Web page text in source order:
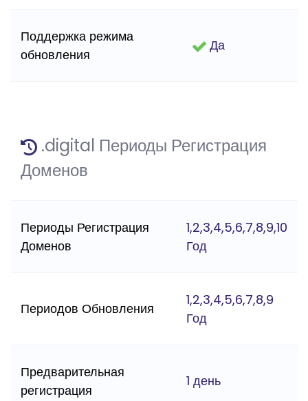
Поддержка режима
обновления
Да
.digital Периоды Регистрация
Доменов
Периоды Регистрация
Доменов
1,2,3,4,5,6,7,8,9,10
Год
Периодов Обновления
1,2,3,4,5,6,7,8,9
Год
Предварительная
регистрация
1 день